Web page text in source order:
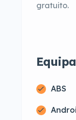
gratuito.
ABS